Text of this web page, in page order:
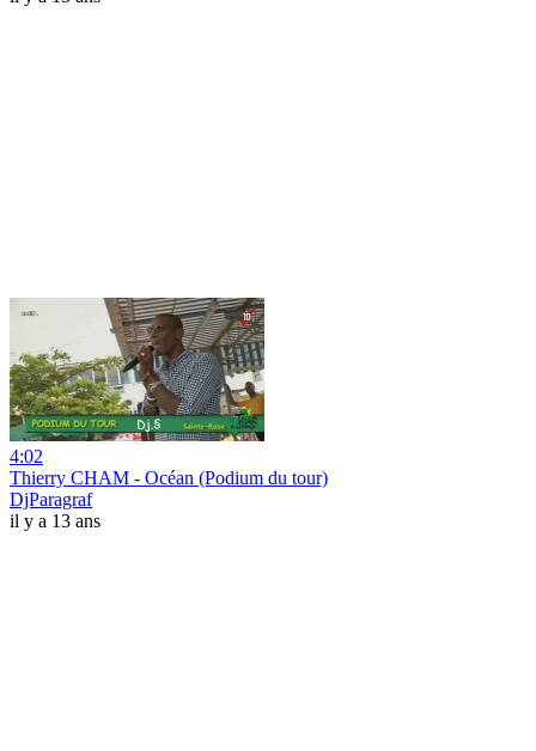
4:02
Thierry CHAM - Océan (Podium du tour)
DjParagraf
il y a 13 ans